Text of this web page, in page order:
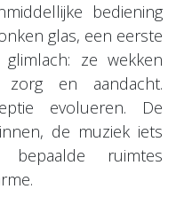
bediening
glas, een eerste
ze wekken
en aandacht.
evolueren. De
de muziek iets
ruimtes